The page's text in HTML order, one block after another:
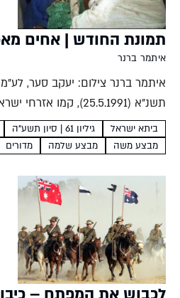
תמונת החודש | אחים
איתמר ברנר
איתמר ברנר צילום: יעקב סער, לע"מ
תשנ"א (25.5.1991), קמו
החדשות נפתחו בתיאורים מרגשים
היורדים ממטוסים בנתב"ג
ביתא ישראל גיליון 61 | סיון תשע"ה
מבצע משה
מבצע שלמה מדורים